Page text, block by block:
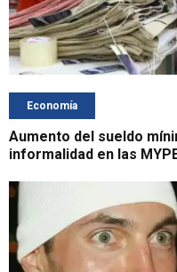
Economía
Aumento del sueldo
informalidad en las